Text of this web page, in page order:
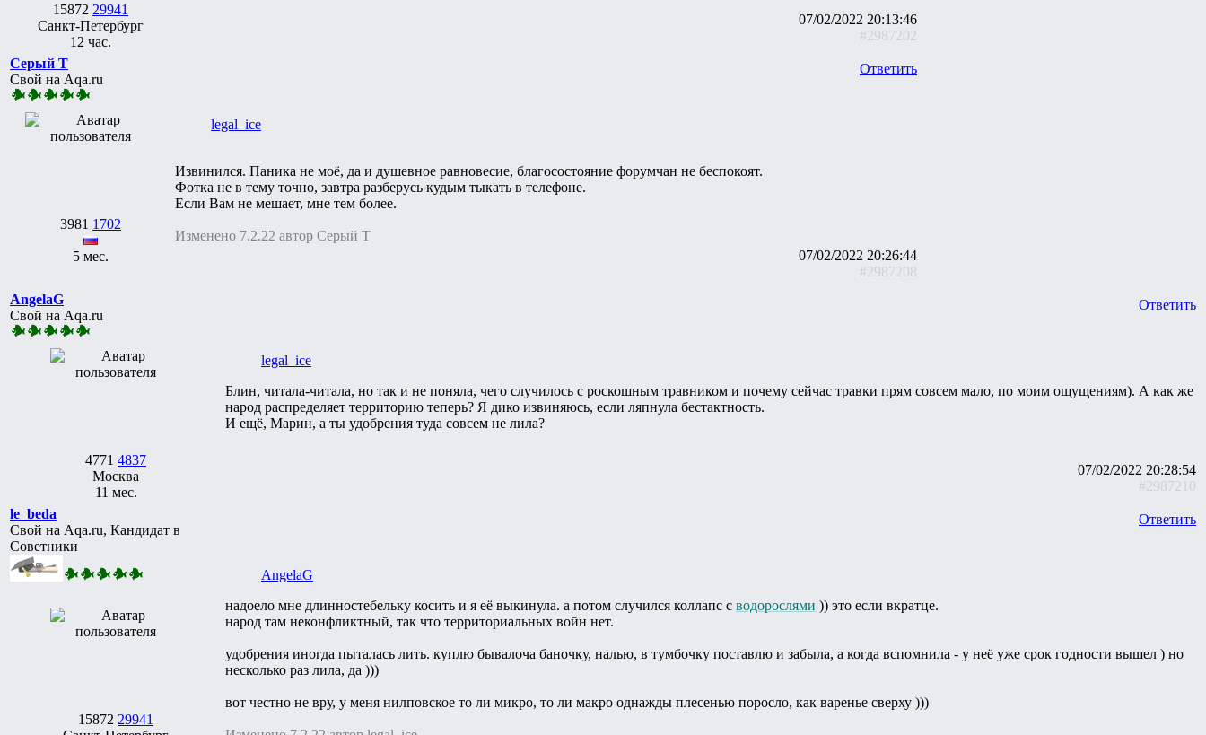
15872 29941
Санкт-Петербург
12 час.
07/02/2022 20:13:46
#2987202
Серый Т
Свой на Aqa.ru
3981 1702
5 мес.
Ответить
legal_ice
Извинился. Паника не моё, да и душевное равновесие, благосостояние форумчан не беспокоят.
Фотка не в тему точно, завтра разберусь кудым тыкать в телефоне.
Если Вам не мешает, мне тем более.
Изменено 7.2.22 автор Серый Т
07/02/2022 20:26:44
#2987208
AngelaG
Свой на Aqa.ru
4771 4837
Москва
11 мес.
Ответить
legal_ice
Блин, читала-читала, но так и не поняла, чего случилось с роскошным травником и почему сейчас травки прям совсем мало, по моим ощущениям). А как же
народ распределяет территорию теперь? Я дико извиняюсь, если ляпнула бестактность.
И ещё, Марин, а ты удобрения туда совсем не лила?
07/02/2022 20:28:54
#2987210
le_beda
Свой на Aqa.ru, Кандидат в
Советники
15872 29941
Ответить
AngelaG
надоело мне длинностебельку косить и я её выкинула. а потом случился коллапс с водорослями )) это если вкратце.
народ там неконфликтный, так что территориальных войн нет.
удобрения иногда пыталась лить. куплю бывалоча баночку, налью, в тумбочку поставлю и забыла, а когда вспомнила - у неё уже срок годности вышел ) но
несколько раз лила, да )))
вот честно не вру, у меня нилповское то ли микро, то ли макро однажды плесенью поросло, как варенье сверху )))